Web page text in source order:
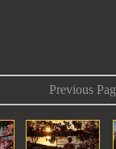
Previous